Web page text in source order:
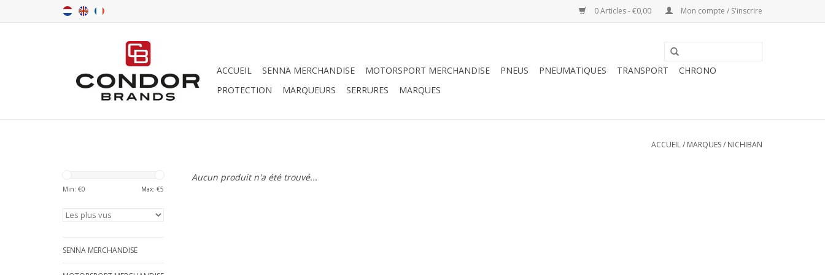
0 Articles - €0,00 Mon compte / S'inscrire
ACCUEIL SENNA MERCHANDISE MOTORSPORT MERCHANDISE PNEUS PNEUMATIQUES TRANSPORT
CHRONO
PROTECTION
MARQUEURS SERRURES MARQUES
ACCUEIL/ MARQUES/ NICHIBAN
Min: €0 Max: €5
SENNA MERCHANDISE
Aucun produit n'a été trouvé...